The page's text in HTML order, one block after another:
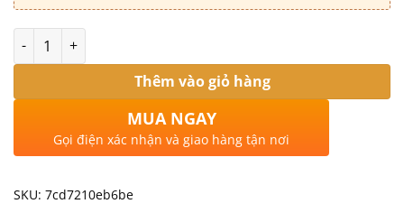
Số lượng
Thêm vào giỏ hàng
MUA NGAY
Gọi điện xác nhận và giao hàng tận nơi
SKU: 7cd7210eb6be